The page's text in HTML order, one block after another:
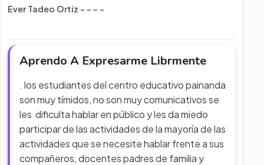
Ever Tadeo Ortiz - - - -
Aprendo A Expresarme Librmente
. los estudiantes del centro educativo painanda
son muy tímidos, no son muy comunicativos se
les dificulta hablar en público y les da miedo
participar de las actividades de la mayoría de las
actividades que se necesite hablar frente a sus
compañeros, docentes padres de familia y